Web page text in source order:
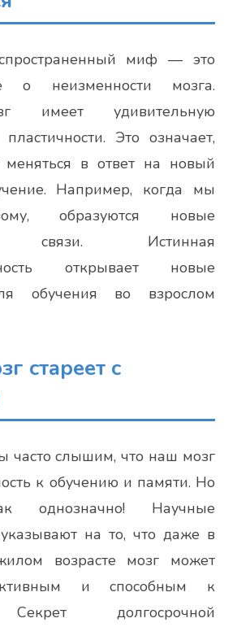
миф — это
о неизменности мозга.
имеет удивительную
Это означает,
в ответ на новый
Например, когда мы
образуются новые
связи. Истинная
открывает новые
обучения во взрослом
стареет с
часто слышим, что наш мозг
к обучению и памяти. Но
однозначно! Научные
на то, что даже в
возрасте мозг может
и способным к
долгосрочной